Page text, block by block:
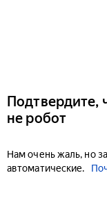
Подтвердите,
не робот
Нам очень жаль, но
автоматические.